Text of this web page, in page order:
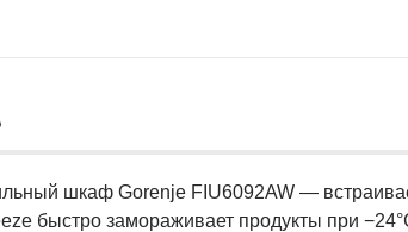
шкаф Gorenje FIU6092AW —
быстро замораживает продукты при